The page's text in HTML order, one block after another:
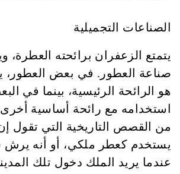
الصناعات التجميلية
يتمتع الزعفران برائحته العطرة،
صناعة العطور. في بعض العطور،
هو الرائحة الرئيسية، بينما في
استخدامه مع رائحة أساسية أخرى.
من القصص التاريخية التي تقول
يستخدم كعطر ملكي، أو أنه يرش
عندما يريد الملك دخول تلك